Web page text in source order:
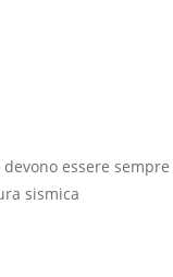
essere sempre
sismica